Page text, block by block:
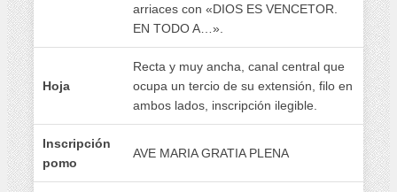
arriaces con «DIOS ES VENCETOR.
EN TODO A…».
Hoja
Recta y muy ancha, canal central que
ocupa un tercio de su extensión, filo en
ambos lados, inscripción ilegible.
Inscripción
pomo
AVE MARIA GRATIA PLENA